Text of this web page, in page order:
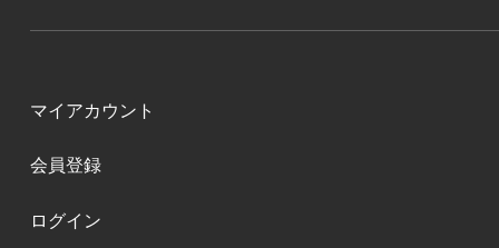
マイアカウント
会員登録
ログイン